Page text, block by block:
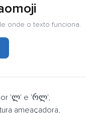
onde o texto funciona.
por 'ლ' e 'რლ',
ameaçadora,